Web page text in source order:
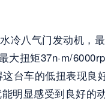
冷八气门发动机，
大扭矩37n·m/
台车的低扭表现良
明显感受到良好的